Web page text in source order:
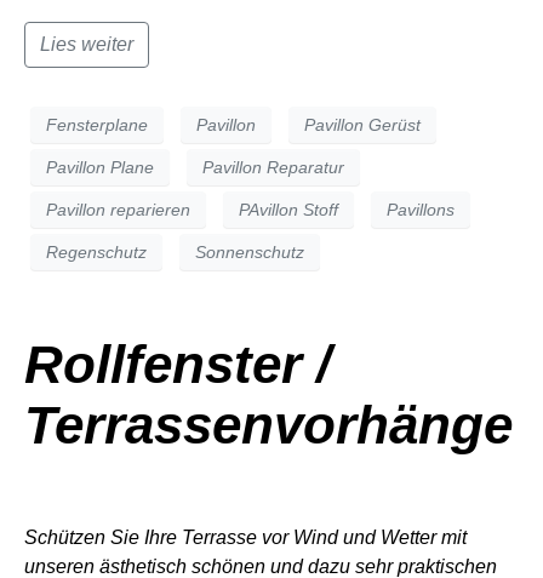
Lies weiter
Fensterplane Pavillon Pavillon Gerüst
Pavillon Plane Pavillon Reparatur
Pavillon reparieren PAvillon Stoff Pavillons
Regenschutz Sonnenschutz
Rollfenster /
Terrassenvorhänge
Schützen Sie Ihre Terrasse vor Wind und Wetter mit
unseren ästhetisch schönen und dazu sehr praktischen